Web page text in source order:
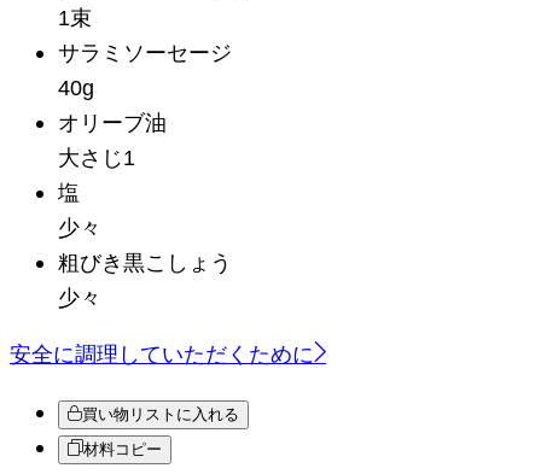
1束
サラミソーセージ
40g
オリーブ油
大さじ1
塩
少々
粗びき黒こしょう
少々
安全に調理していただくために
買い物リストに入れる
材料コピー